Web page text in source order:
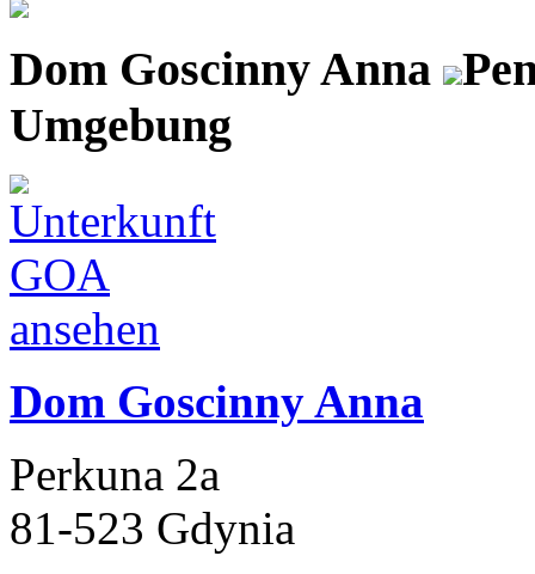
Dom Goscinny Anna
Umgebung
Dom Goscinny Anna
Perkuna 2a
81-523 Gdynia